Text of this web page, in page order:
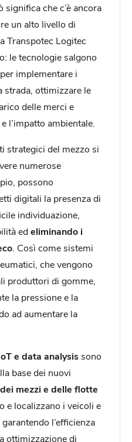
significa che c’è ancora
un alto livello di
Transpotec Logitec
le tecnologie salgono
implementare i
strada, ottimizzare le
delle merci e
l’impatto ambientale.
strategici del mezzo si
numerose
possono
digitali la presenza di
individuazione,
edeliminando i
. Così come sistemi
che vengono
produttori di gomme,
la pressione e la
ad aumentare la
e data analysis sono
base dei nuovi
mezzi e delle flotte
e localizzano i veicoli e
l’efficienza
ottimizzazione di